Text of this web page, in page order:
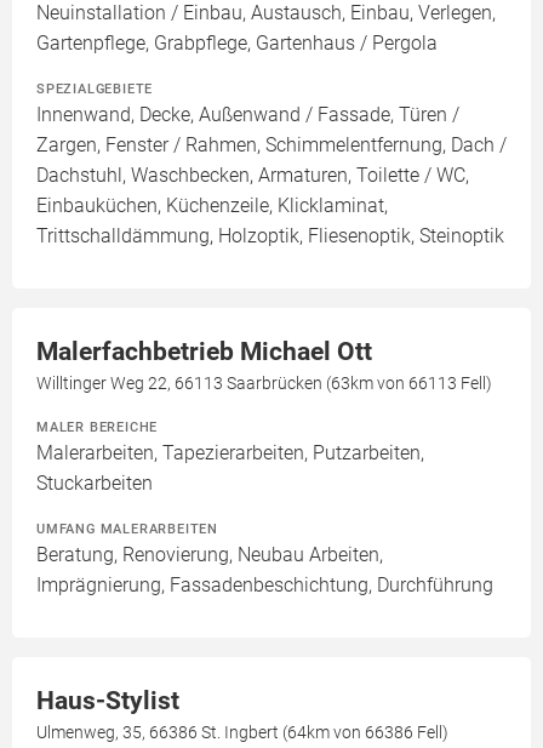
Neuinstallation / Einbau, Austausch, Einbau, Verlegen,
Gartenpflege, Grabpflege, Gartenhaus / Pergola
SPEZIALGEBIETE
Innenwand, Decke, Außenwand / Fassade, Türen /
Zargen, Fenster / Rahmen, Schimmelentfernung, Dach /
Dachstuhl, Waschbecken, Armaturen, Toilette / WC,
Einbauküchen, Küchenzeile, Klicklaminat,
Trittschalldämmung, Holzoptik, Fliesenoptik, Steinoptik
Malerfachbetrieb Michael Ott
Willtinger Weg 22, 66113 Saarbrücken (63km von 66113 Fell)
MALER BEREICHE
Malerarbeiten, Tapezierarbeiten, Putzarbeiten,
Stuckarbeiten
UMFANG MALERARBEITEN
Beratung, Renovierung, Neubau Arbeiten,
Imprägnierung, Fassadenbeschichtung, Durchführung
Haus-Stylist
Ulmenweg, 35, 66386 St. Ingbert (64km von 66386 Fell)